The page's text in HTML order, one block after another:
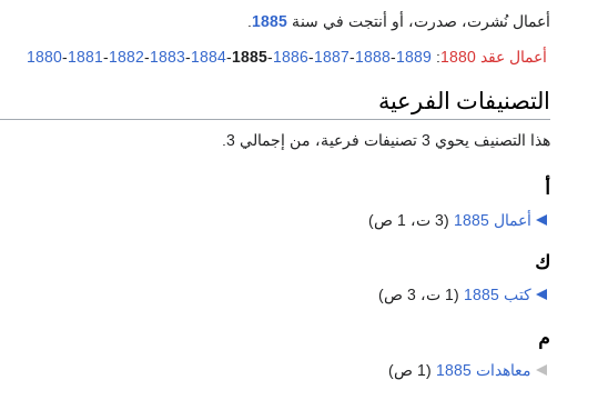
أعمال نُشرت، صدرت، أو أنتجت في سنة 1885
أعمال عقد 1880
:
1880-1881-1882-1883-1884-1885-1886-1887-1888-1889
التصنيفات الفرعية
هذا التصنيف يحوي 3 تصنيفات فرعية، من إجمالي 3.
أعمال 1885 (3 ت، 1 ص)
ك
كتب 1885 (1 ت، 3 ص)
م
معاهدات 1885 (1 ص)